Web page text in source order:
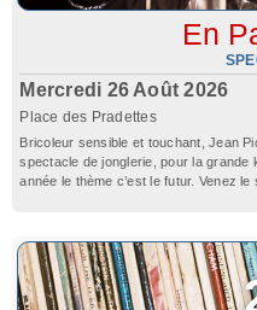
En
Mercredi 26 Août 2026
Place des Pradettes
Bricoleur sensible et touchant, Jean
spectacle de jonglerie, pour la grande
année le thème c’est le futur. Venez